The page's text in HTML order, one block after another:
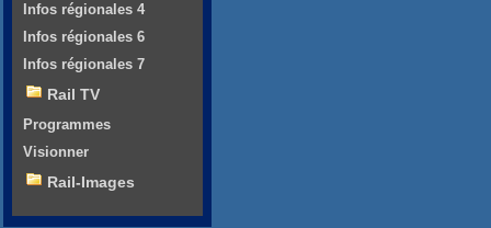
Infos régionales 4
Infos régionales 6
Infos régionales 7
Rail TV
Programmes
Visionner
Rail-Images